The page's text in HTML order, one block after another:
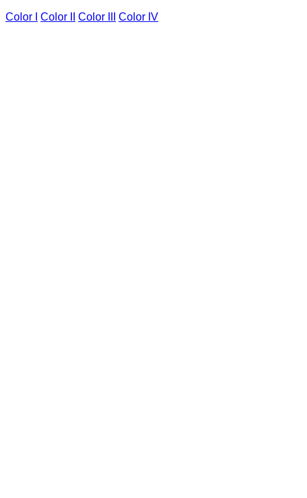
Color I
Color II Color III Color IV